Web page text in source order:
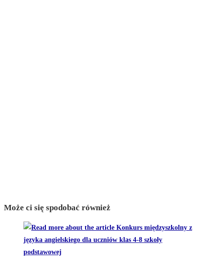
Może ci się spodobać również